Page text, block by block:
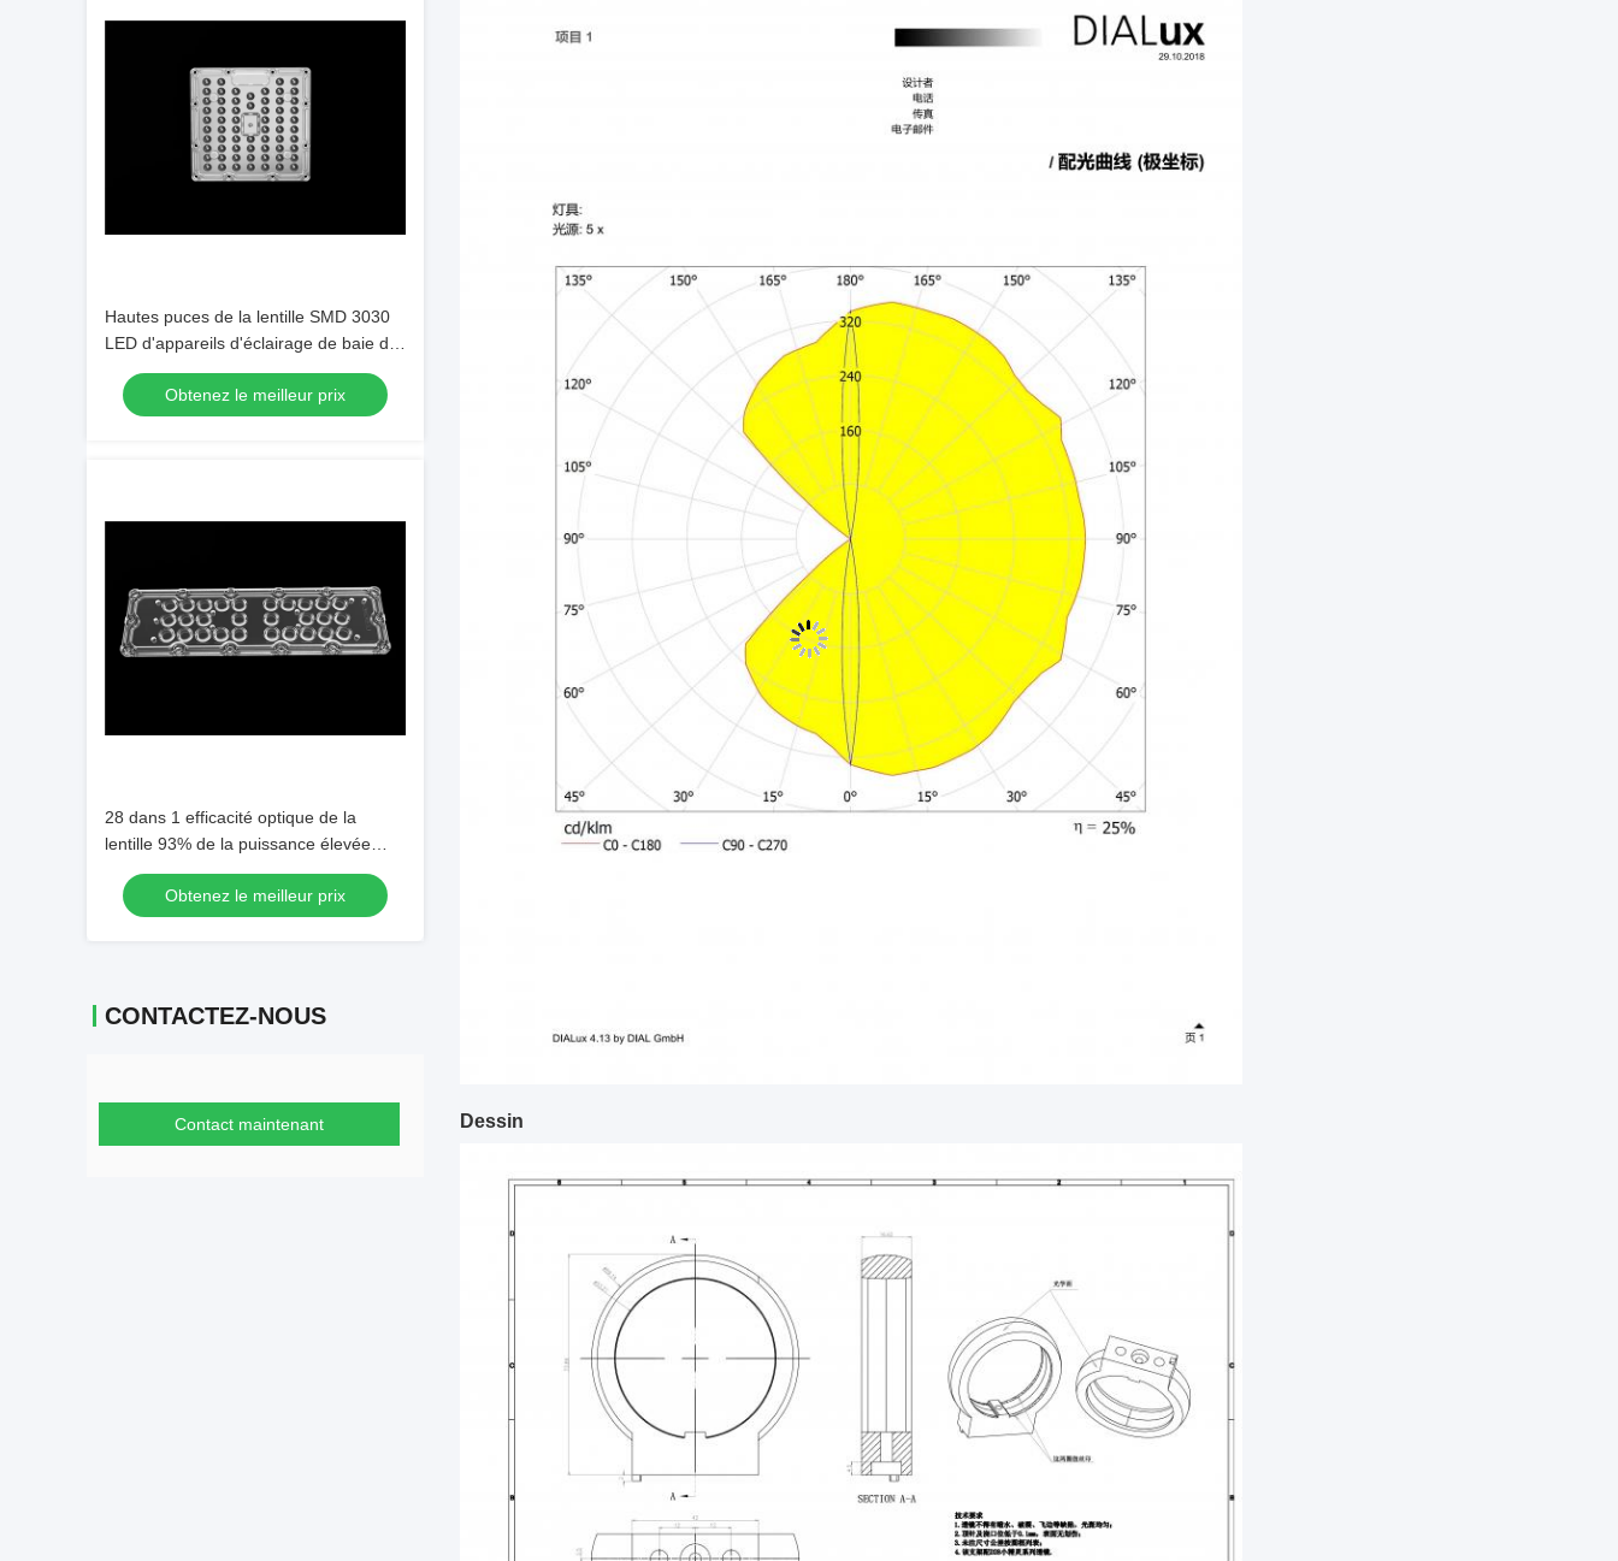
Hautes puces de la lentille SMD 3030
LED d'appareils d'éclairage de baie de
la place LED avec la carte PCB d'AL
Obtenez le meilleur prix
28 dans 1 efficacité optique de la
lentille 93% de la puissance élevée
LED avec Philips 5050 puces de LED
Obtenez le meilleur prix
CONTACTEZ-NOUS
Contact maintenant Dessin